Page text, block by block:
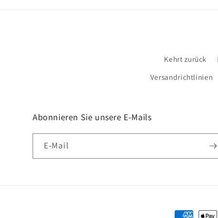
Kehrt zurück
Versandrichtlinien
Abonnieren Sie unsere E-Mails
E-Mail